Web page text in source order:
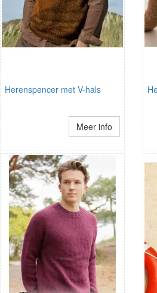
Herenspencer met V-hals
Meer info